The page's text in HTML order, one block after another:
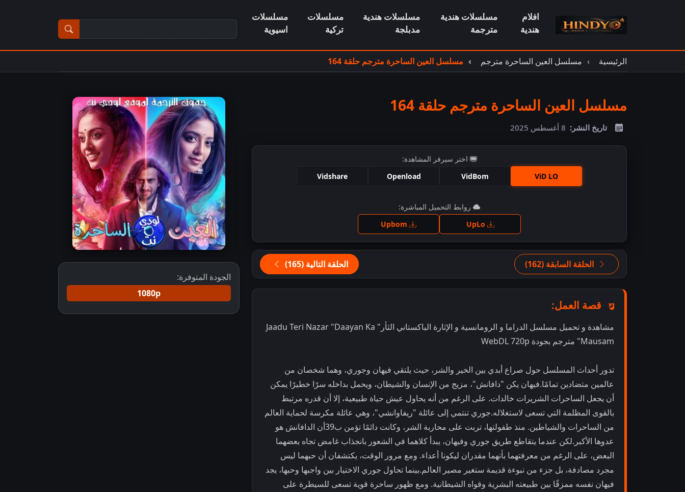
افلام
هندية
مسلسلات هندية
مترجمة
مسلسلات هندية
مدبلجة
مسلسلات
تركية
مسلسلات
اسيوية
الرئيسية مسلسل العين الساحرة مترجم مسلسل العين الساحرة مترجم حلقة 164
مسلسل العين الساحرة مترجم حلقة 164
تاريخ النشر: 8 أغسطس 2025
اختر سيرفر المشاهدة:
ViD LO
VidBom
Openload
Vidshare
اضغط للمشاهدة
روابط التحميل المباشرة:
الحلقة السابقة (162) الحلقة التالية (165)
قصة العمل:
مشاهدة و تحميل مسلسل الدراما و الرومانسية و الإثارة الباكستاني الثأر" Jaadu Teri Nazar "Daayan Ka
Mausam" مترجم بجودة WebDL 720p
تدور أحداث المسلسل حول صراع أبدي بين الخير والشر، حيث يلتقي فيهان وجوري، وهما شخصان من
عالمين متضادين تمامًا.فيهان يكن "دافانش"، مزيج من الإنسان والشيطان، ويحمل بداخله سرًا خطيرًا يمكن
أن يجعل الساحرات الشريرات خالدات. على الرغم من أنه يحاول عيش حياة طبيعية، إلا أن قدره مرتبط
بالقوى المظلمة التي تسعى لاستغلاله.جوري تنتمي إلى عائلة "ريفاوانشي"، وهي عائلة مكرسة لحماية العالم
من الساحرات والشياطين. منذ طفولتها، تربت على محاربة الشر، وكانت دائمًا تؤمن ب39أن الدافانش هو
عدوها الأكبر.لكن عندما يتقاطع طريق جوري وفيهان، يبدأ كلاهما في الشعور بانجذاب غامض تجاه بعضهما
البعض، على الرغم من معرفتهما بأنهما مقدران ليكونا أعداء. ومع مرور الوقت، يكتشفان أن حبهما ليس
مجرد مصادفة، بل جزء من نبوءة قديمة ستغير مصير العالم.بينما تحاول جوري الاختيار بين واجبها وحبها، يجد
فيهان نفسه ممزقًا بين طبيعته البشرية وقواه الشيطانية. ومع ظهور ساحرة قوية تسعى للسيطرة على
الجودة المتوفرة:
1080p